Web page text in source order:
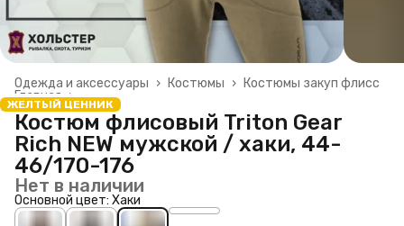
Костюмы закуп флисс
Костюмы ›
Одежда и аксессуары ›
Главная ›
ЖЕЛТЫЙ ЦЕННИК
Костюм флисовый Triton Gear
Rich NEW мужской / хаки, 44-
46/170-176
Нет в наличии
Основной цвет: Хаки